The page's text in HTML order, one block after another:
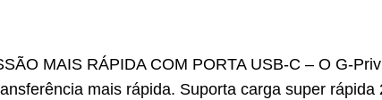
MAIS RÁPIDA COM PORTA USB-C – O G-
mais rápida. Suporta carga super